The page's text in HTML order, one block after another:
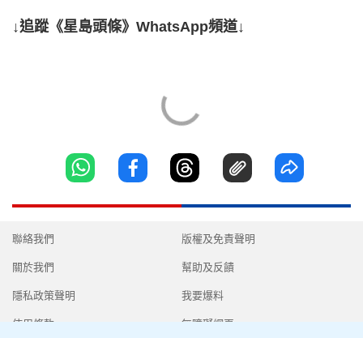
↓追蹤《星島頭條》WhatsApp頻道↓
聯絡我們
關於我們
隱私政策聲明
使用條款
版權及免責聲明
幫助及反饋
我要爆料
無障礙網頁